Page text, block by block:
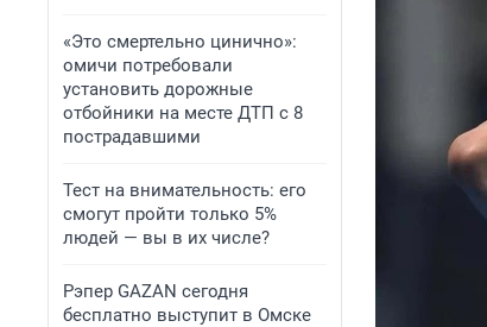
«Это смертельно цинично»:
омичи потребовали
установить дорожные
отбойники на месте ДТП с 8
пострадавшими
Тест на внимательность: его
смогут пройти только 5%
людей — вы в их числе?
Рэпер GAZAN сегодня
бесплатно выступит в Омске